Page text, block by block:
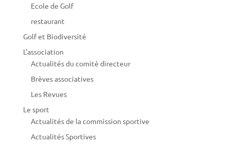
Ecole de Golf
restaurant
Golf et Biodiversité
L'association
Actualités du comité directeur
Brèves associatives
Les Revues
Le sport
Actualités de la commission sportive
Actualités Sportives